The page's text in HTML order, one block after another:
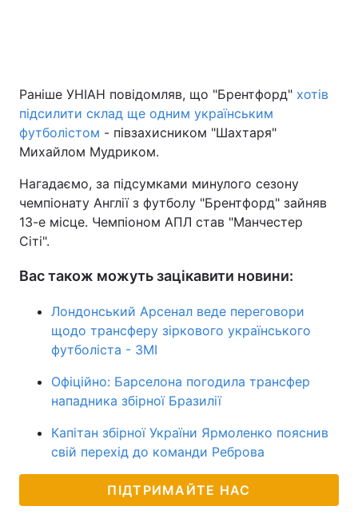
Раніше УНІАН повідомляв, що "Брентфорд" хотів
підсилити склад ще одним українським
футболістом - півзахисником "Шахтаря"
Михайлом Мудриком.
Нагадаємо, за підсумками минулого сезону
чемпіонату Англії з футболу "Брентфорд" зайняв
13-е місце. Чемпіоном АПЛ став "Манчестер
Сіті".
Вас також можуть зацікавити новини:
Лондонський Арсенал веде переговори
щодо трансферу зіркового українського
футболіста - ЗМІ
Офіційно: Барселона погодила трансфер
нападника збірної Бразилії
Капітан збірної України Ярмоленко пояснив
свій перехід до команди Реброва
ПІДТРИМАЙТЕ НАС